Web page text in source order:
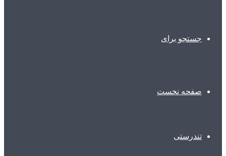
جستجو برای
صفحه نخست
تندرستی